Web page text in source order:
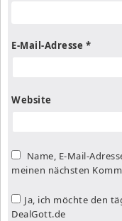
E-Mail-Adresse *
Website
Name, E-Mail-
meinen nächsten
Ja, ich möchte den
DealGott.de